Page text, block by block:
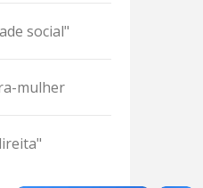
social"
mulher